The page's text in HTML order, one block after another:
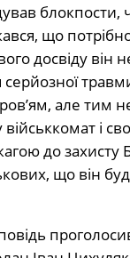
блокпости,
що
досвіду він
серйозної
але тим
і
до захисту
що він